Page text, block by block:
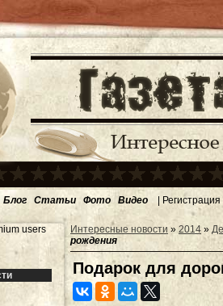
Блог Статьи Фото Видео | Регистрация
users
Интересные новости » 2014 »
рождения
Подарок для